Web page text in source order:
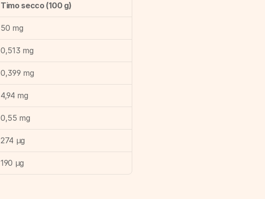
Timo secco (100 g)
50 mg
0,513 mg
0,399 mg
4,94 mg
0,55 mg
274 µg
190 µg